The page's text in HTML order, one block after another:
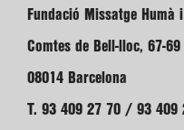
Fundació Missatge Humà
Comtes de Bell-lloc, 67-69
08014 Barcelona
T. 93 409 27 70 / 93 409